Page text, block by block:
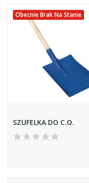
Obecnie Brak Na Stanie
SZUFELKA DO C.O.